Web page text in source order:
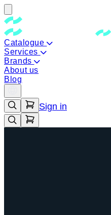
Catalogue
Services
Brands
About us
Blog
Sign in